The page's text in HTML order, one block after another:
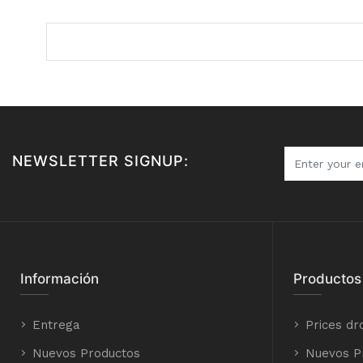
NEWSLETTER SIGNUP:
Información
Entrega
Nuevos Productos
Productos
Prices
Nuevos